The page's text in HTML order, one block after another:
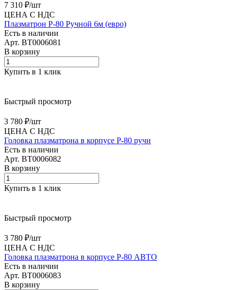
7 310 ₽/шт
ЦЕНА С НДС
Плазматрон P-80 Ручной 6м (евро)
Есть в наличии
Арт. BT0006081
В корзину
Купить в 1 клик
Быстрый просмотр
3 780 ₽/шт
ЦЕНА С НДС
Головка плазматрона в корпусе P-80 ручн
Есть в наличии
Арт. BT0006082
В корзину
Купить в 1 клик
Быстрый просмотр
3 780 ₽/шт
ЦЕНА С НДС
Головка плазматрона в корпусе P-80 АВТО
Есть в наличии
Арт. BT0006083
В корзину